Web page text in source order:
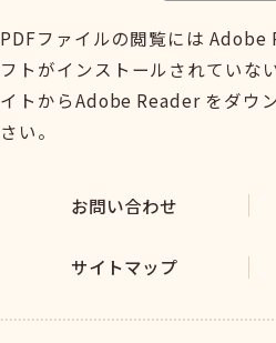
PDFファイルの閲覧には Adobe
フトがインストールされていな
イトからAdobe Reader をダウ
さい。
お問い合わせ
サイトマップ